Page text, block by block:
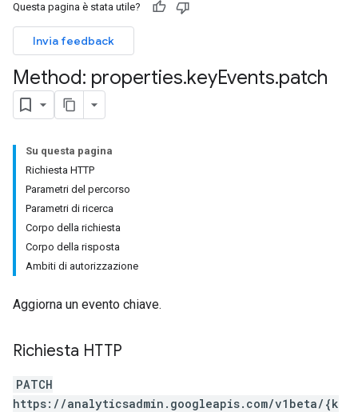
Questa pagina è stata utile?
Invia feedback
Method: properties.keyEvents.patch
Su questa pagina
Richiesta HTTP
Parametri del percorso
Parametri di ricerca
Corpo della richiesta
Corpo della risposta
Ambiti di autorizzazione
Aggiorna un evento chiave.
Richiesta HTTP
PATCH
https://analyticsadmin.googleapis.com/v1beta/{k